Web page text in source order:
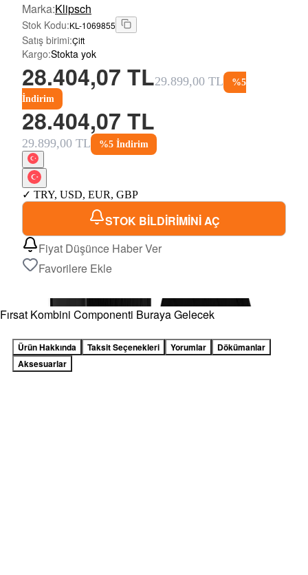
Marka:Klipsch
Stok Kodu:KL-1069855
Satış birimi:Çift
Kargo:Stokta yok
28.404,07 TL29.899,00 TL %5
İndirim
28.404,07 TL
29.899,00 TL %5 İndirim
✓ TRY, USD, EUR, GBP
STOK BİLDİRİMİNİ AÇ
Fiyat Düşünce Haber Ver
Favorilere Ekle
Fırsat Kombini Componenti Buraya Gelecek
Ürün Hakkında Taksit Seçenekleri Yorumlar
Dökümanlar
Aksesuarlar